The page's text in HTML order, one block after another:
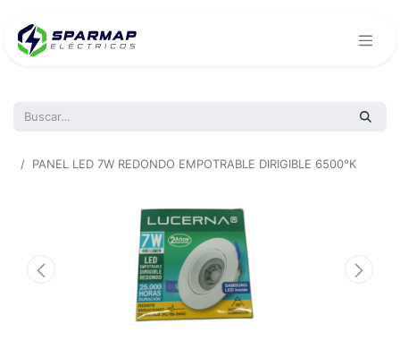
PANEL LED 7W REDONDO EMPOTRABLE DIRIGIBLE 6500°K